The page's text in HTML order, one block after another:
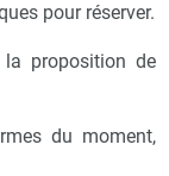
pour réserver.
proposition de
du moment,